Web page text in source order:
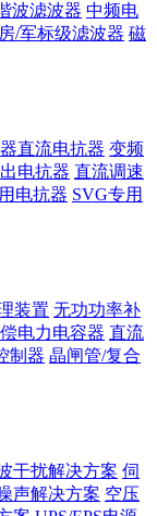
波滤波器 中频电
/军标级滤波器 磁
直流电抗器 变频
电抗器 直流调速
电抗器 SVG专用
装置 无功功率补
电力电容器 直流
制器 晶闸管/复合
干扰解决方案 伺
声解决方案 空压